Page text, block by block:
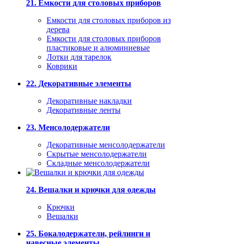
21. Емкости для столовых приборов
Емкости для столовых приборов из
дерева
Емкости для столовых приборов
пластиковые и алюминиевые
Лотки для тарелок
Коврики
22. Декоративные элементы
Декоративные накладки
Декоративные ленты
23. Менсолодержатели
Декоративные менсолодержатели
Скрытые менсолодержатели
Складные менсолодержатели
24. Вешалки и крючки для одежды
Крючки
Вешалки
25. Бокалодержатели, рейлинги и